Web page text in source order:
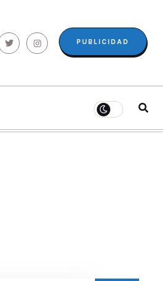
PUBLICIDAD